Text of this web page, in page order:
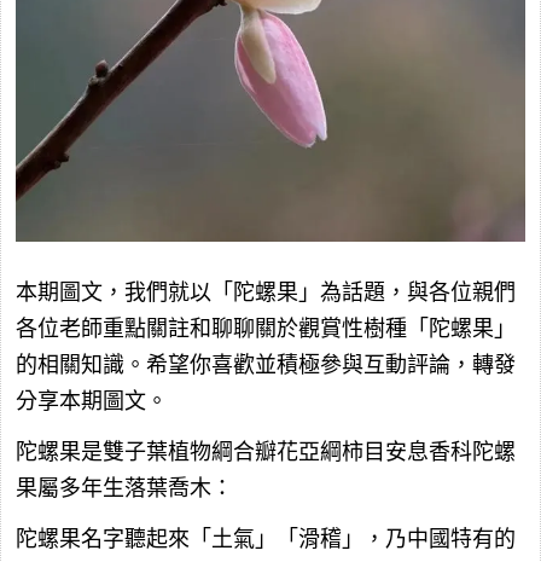
本期圖文，我們就以「陀螺果」為話題，與各位親們
各位老師重點關註和聊聊關於觀賞性樹種「陀螺果」
的相關知識。希望你喜歡並積極參與互動評論，轉發
分享本期圖文。
陀螺果是雙子葉植物綱合瓣花亞綱柿目安息香科陀螺
果屬多年生落葉喬木：
陀螺果名字聽起來「土氣」「滑稽」，乃中國特有的